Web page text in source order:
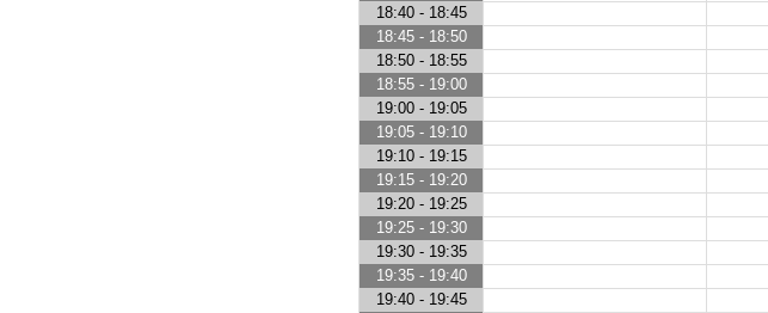
18:40 - 18:45
18:45 - 18:50
18:50 - 18:55
18:55 - 19:00
19:00 - 19:05
19:05 - 19:10
19:10 - 19:15
19:15 - 19:20
19:20 - 19:25
19:25 - 19:30
19:30 - 19:35
19:35 - 19:40
19:40 - 19:45